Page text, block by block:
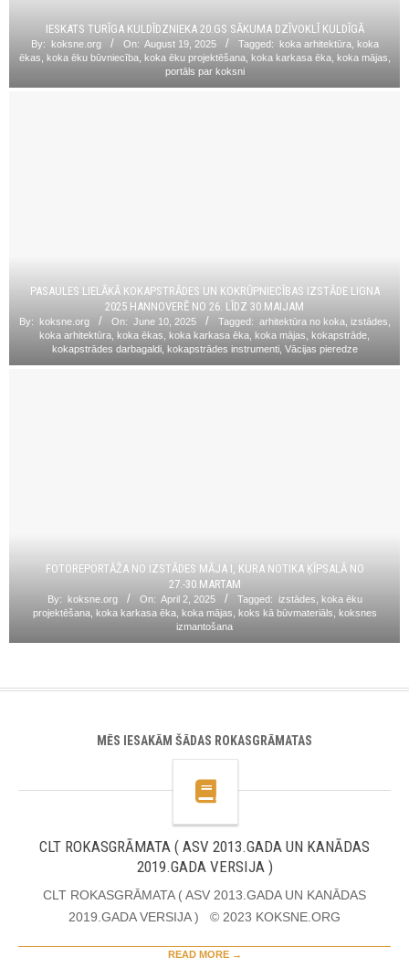
IESKATS TURĪGA KULDĪDZNIEKA 20.GS SĀKUMA DZĪVOKLĪ KULDĪGĀ
By: koksne.org On: August 19, 2025 Tagged: koka arhitektūra
koka
ēkas
koka ēku būvniecība, koka ēku projektēšana, koka karkasa ēka, koka mājas
portāls par koksni
PASAULES LIELĀKĀ KOKAPSTRĀDES UN KOKRŪPNIECĪBAS IZSTĀDE LIGNA
2025 HANNOVERĒ NO 26. LĪDZ 30.MAIJAM
By: koksne.org On: June 10, 2025 Tagged: arhitektūra no koka izstādes
koka arhitektūra
koka ēkas koka karkasa ēka koka mājas kokapstrāde
kokapstrādes darbagaldi, kokapstrādes instrumenti, Vācijas pieredze
FOTOREPORTĀŽA NO IZSTĀDES MĀJA I, KURA NOTIKA ĶĪPSALĀ NO
27.-30.MARTAM
By: koksne.org On: April 2, 2025 Tagged: izstādes
koka ēku
projektēšana, koka karkasa ēka, koka mājas koks kā būvmateriāls
koksnes
izmantošana
MĒS IESAKĀM ŠĀDAS ROKASGRĀMATAS
CLT ROKASGRĀMATA ( ASV 2013.GADA UN KANĀDAS
2019.GADA VERSIJA )
CLT ROKASGRĀMATA ( ASV 2013.GADA UN KANĀDAS
2019.GADA VERSIJA ) © 2023 KOKSNE.ORG
READ MORE →